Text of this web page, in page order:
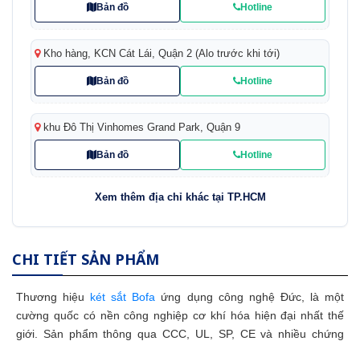
Bản đồ Hotline
Kho hàng, KCN Cát Lái, Quận 2 (Alo trước khi tới)
Bản đồ Hotline
khu Đô Thị Vinhomes Grand Park, Quận 9
Bản đồ Hotline
Xem thêm địa chỉ khác tại TP.HCM
CHI TIẾT SẢN PHẨM
Thương hiệu két sắt Bofa ứng dụng công nghệ Đức, là một
cường quốc có nền công nghiệp cơ khí hóa hiện đại nhất thế
giới. Sản phẩm thông qua CCC, UL, SP, CE và nhiều chứng